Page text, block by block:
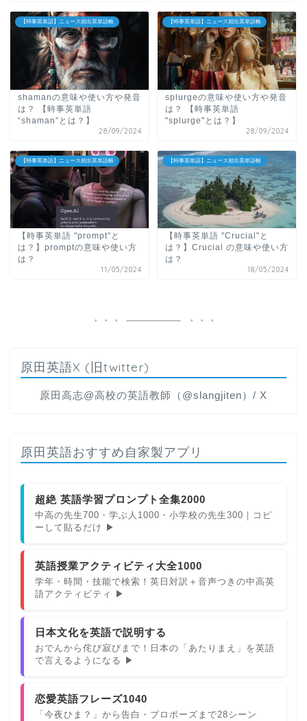
【時事英単語】ニュース頻出英単語帳
shamanの意味や使い方や発音
は？ 【時事英単語
“shaman”とは？】
28/09/2024
【時事英単語】ニュース頻出英単語帳
splurgeの意味や使い方や発音
は？
【時事英単語
"splurge"とは？】
28/09/2024
【時事英単語】ニュース頻出英単語帳
【時事英単語 "prompt"と
は？】promptの意味や使い方
は？
11/05/2024
【時事英単語】ニュース頻出英単語帳
【時事英単語 "Crucial"と
は？】Crucial の意味や使い方
は？
18/05/2024
原田英語X (旧twitter)
原田高志@高校の英語教師（@slangjiten）/ X
原田英語おすすめ自家製アプリ
超絶 英語学習プロンプト全集2000
中高の先生700・学ぶ人1000・小学校の先生300｜コピ
ーして貼るだけ ▶
英語授業アクティビティ大全1000
学年・時間・技能で検索！英日対訳＋音声つきの中高英
語アクティビティ ▶
日本文化を英語で説明する
おでんから侘び寂びまで！日本の「あたりまえ」を英語
で言えるようになる ▶
恋愛英語フレーズ1040
「今夜ひま？」から告白・プロポーズまで28シーン